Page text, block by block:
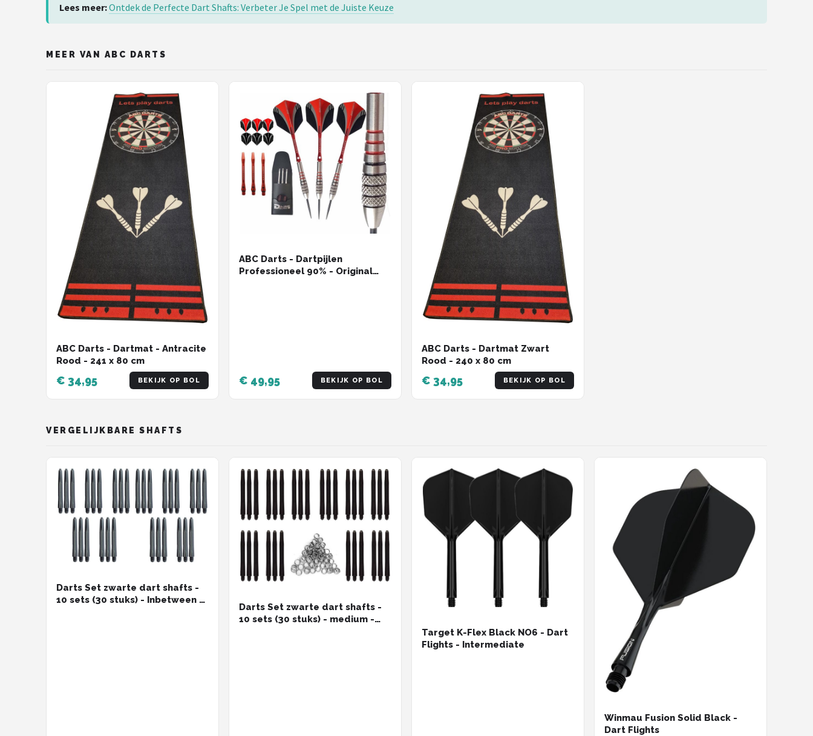
Lees meer:Ontdek de Perfecte Dart Shafts: Verbeter Je Spel met de Juiste Keuze
MEER VAN ABC DARTS
ABC Darts - Dartmat - Antracite
Rood - 241 x 80 cm
€ 34,95 BEKIJK OP BOL
ABC Darts - Dartpijlen
Professioneel 90% - Original
€ 49,95 BEKIJK OP BOL
ABC Darts - Dartmat Zwart
Rood - 240 x 80 cm
€ 34,95 BEKIJK OP BOL
VERGELIJKBARE SHAFTS
Darts Set zwarte dart shafts -
10 sets (30 stuks) - Inbetween -
Darts Set zwarte dart shafts -
10 sets (30 stuks) - medium -
Target K-Flex Black NO6 - Dart
Flights - Intermediate
Winmau Fusion Solid Black -
Dart Flights